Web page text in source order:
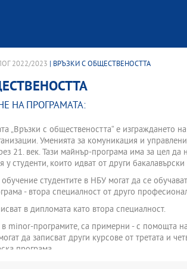
2022/2023 | ВРЪЗКИ С ОБЩЕСТВЕНОСТТА
НА ПРОГРАМАТА:
„Връзки с обществеността“ е изграждането
Уменията за комуникация и
21. век. Тази майнър-програма има за цел да
студенти, които идват от други
студентите в НБУ могат да се
- втора специалност от друго
в дипломата като втора специалност.
minor-програмите, са примерни - с помощта
да записват други курсове от третата и
програма.